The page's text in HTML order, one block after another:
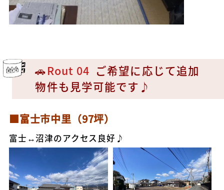
🚗Rout 04 ご希望に応じて追加
物件も見学可能です♪
■富士市中里（97坪）
富士↔沼津のアクセス良好♪